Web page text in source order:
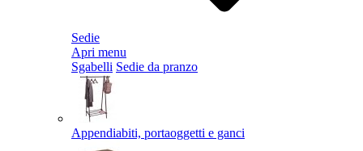
Sedie
Apri menu
Sgabelli Sedie da pranzo
Appendiabiti, portaoggetti e ganci